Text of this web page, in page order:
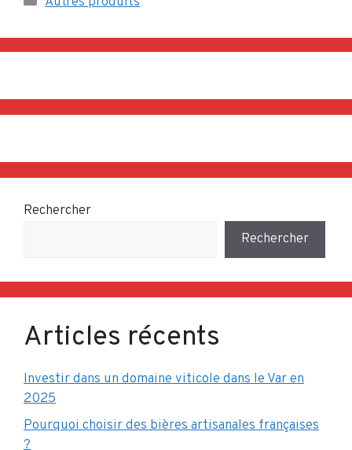
Rechercher
Rechercher
Articles récents
Investir dans un domaine viticole dans le Var en
2025
Pourquoi choisir des bières artisanales françaises
?